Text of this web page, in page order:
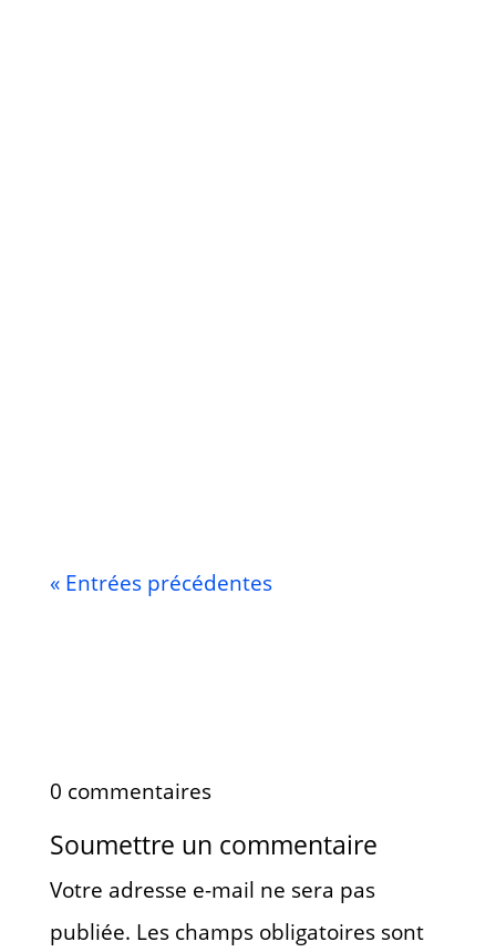
« Entrées précédentes
0 commentaires
Soumettre un commentaire
Votre adresse e-mail ne sera pas
publiée. Les champs obligatoires sont